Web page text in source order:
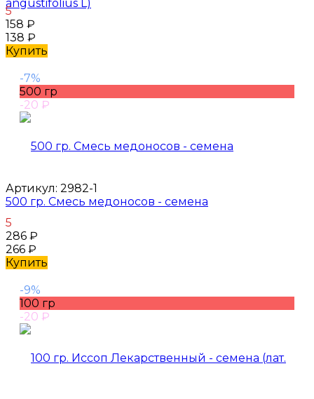
angustifolius L)
5
158 ₽
138 ₽
Купить
-7%
500 гр
-20 ₽
Артикул: 2982-1
500 гр. Смесь медоносов - семена
5
286 ₽
266 ₽
Купить
-9%
100 гр
-20 ₽